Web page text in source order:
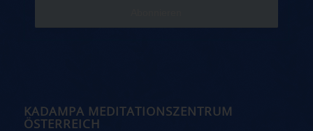
KADAMPA MEDITATIONSZENTRUM
ÖSTERREICH